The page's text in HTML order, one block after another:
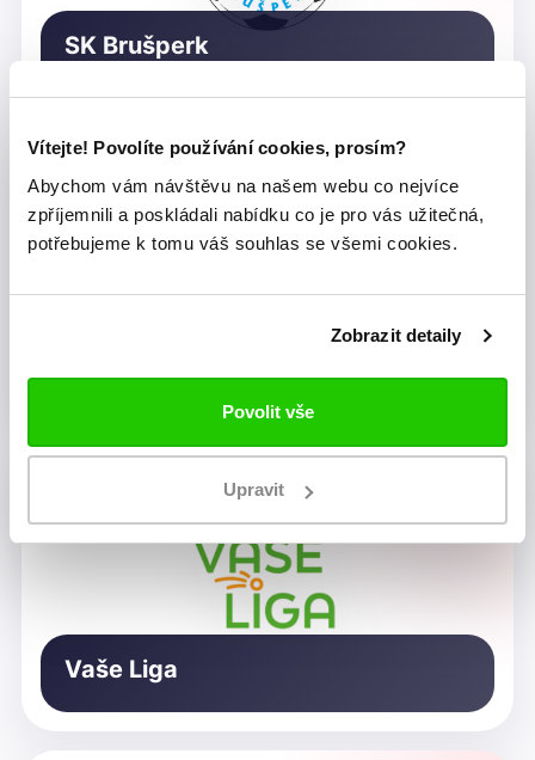
Vítejte! Povolíte používání cookies, prosím?
Abychom vám návštěvu na našem webu co nejvíce
zpříjemnili a poskládali nabídku co je pro vás užitečná,
potřebujeme k tomu váš souhlas se všemi cookies.
Zobrazit detaily
Povolit vše
Upravit
SK Brušperk
Vaše Liga